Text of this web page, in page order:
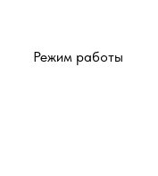
Режим работы